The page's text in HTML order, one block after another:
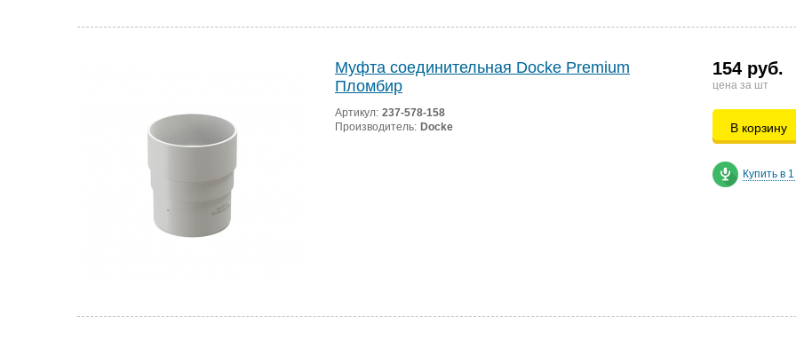
Муфта соединительная Docke Premium
Пломбир
Артикул: 237-578-158
Производитель: Docke
154 руб.
цена за шт
В корзину
Купить в 1